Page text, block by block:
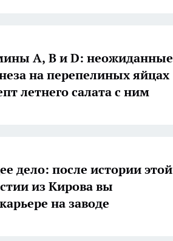
А, В и D: неожиданные
на перепелиных яйцах
летнего салата с ним
дело: после истории этой
из Кирова вы
на заводе